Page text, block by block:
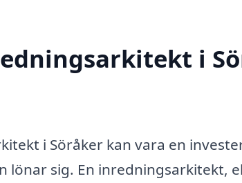
i
i Söråker kan vara en
lönar sig. En inredningsarkitekt,